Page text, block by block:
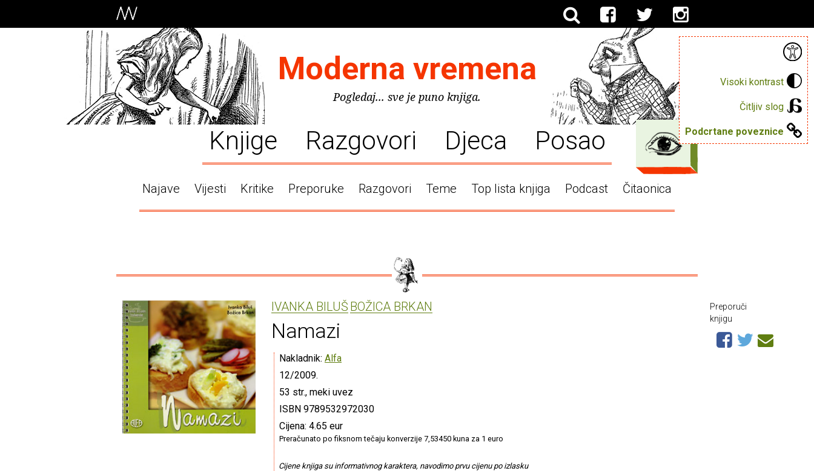
Visoki kontrast
Čitljiv slog
Podcrtane poveznice
Moderna vremena
Pogledaj... sve je puno knjiga.
Knjige Razgovori Djeca Posao
Najave Vijesti Kritike Preporuke Razgovori Teme Top lista knjiga Podcast Čitaonica
IVANKA BILUŠ BOŽICA BRKAN
Namazi
Nakladnik: Alfa
12/2009.
53 str., meki uvez
ISBN 9789532972030
Cijena: 4.65 eur
Preračunato po fiksnom tečaju konverzije 7,53450 kuna za 1 euro
Cijene knjiga su informativnog karaktera, navodimo prvu cijenu po izlasku
Preporuči
knjigu